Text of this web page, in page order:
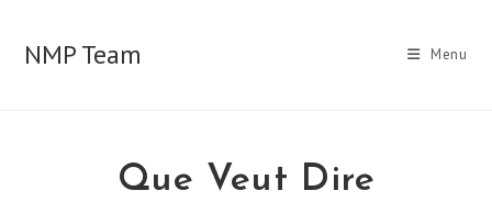
contentNMP Team Menu
Que Veut Dire